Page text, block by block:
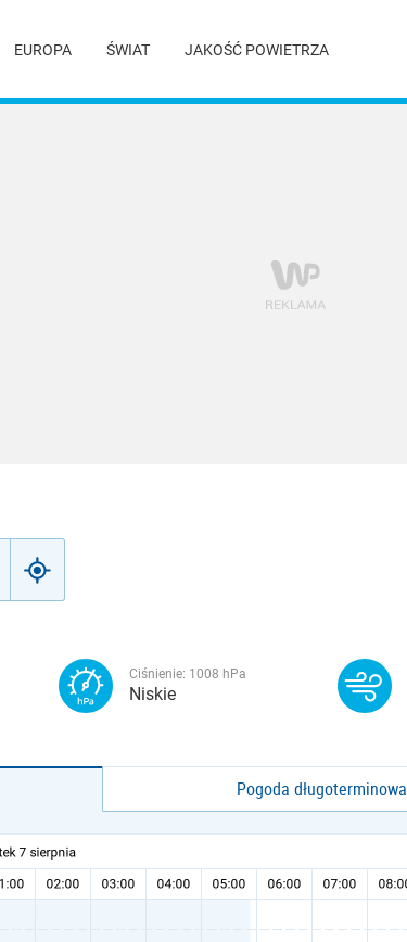
EUROPA ŚWIAT JAKOŚĆ POWIETRZA
Ciśnienie: 1008 hPa
Niskie
Pogoda długoterminowa